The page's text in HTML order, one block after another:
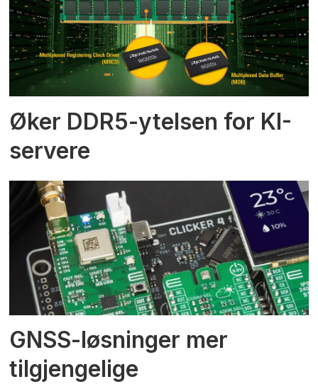
Øker DDR5-ytelsen for KI-
servere
GNSS-løsninger mer
tilgjengelige